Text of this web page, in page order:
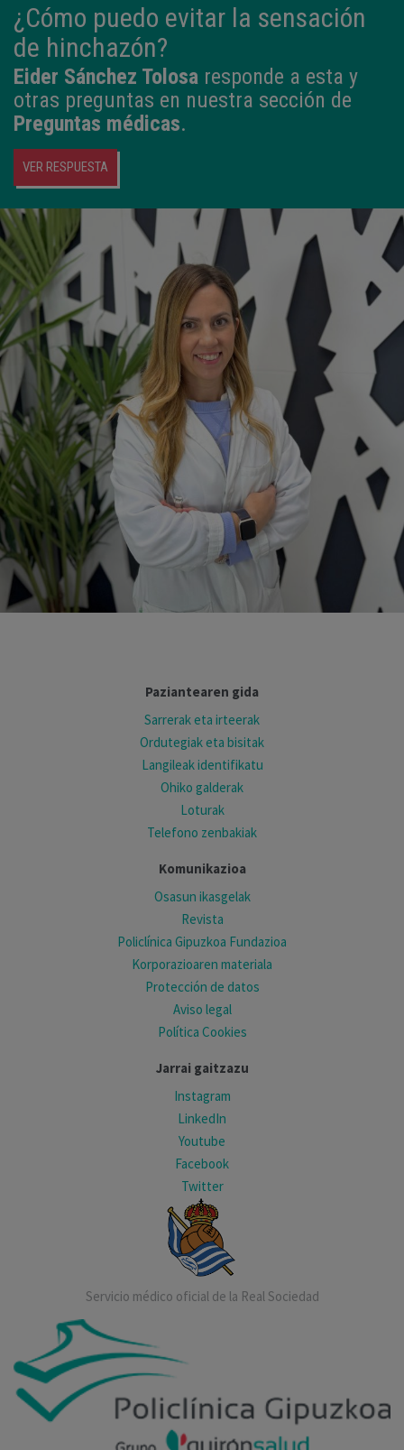
¿Cómo puedo evitar la sensación
de hinchazón?
Eider Sánchez Tolosa responde a esta y
otras preguntas en nuestra sección de
Preguntas médicas.
VER RESPUESTA
Paziantearen gida
Sarrerak eta irteerak
Ordutegiak eta bisitak
Langileak identifikatu
Ohiko galderak
Loturak
Telefono zenbakiak
Komunikazioa
Osasun ikasgelak
Revista
Policlínica Gipuzkoa Fundazioa
Korporazioaren materiala
Protección de datos
Aviso legal
Política Cookies
Jarrai gaitzazu
Instagram
LinkedIn
Youtube
Facebook
Twitter
Servicio médico oficial de la Real Sociedad